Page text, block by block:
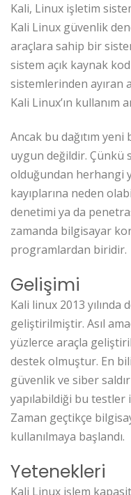
Kali, Linux işletim
Kali Linux güvenlik
araçlara sahip bir
sistem açık kaynak
sistemlerinden ayıran
Kali Linux’ın kullanım
Ancak bu dağıtım yeni
uygun değildir. Çünkü
olduğundan herhangi
kayıplarına neden
denetimi ya da
zamanda bilgisayar
programlardan biridir.
Gelişimi
Kali linux 2013 yılında
geliştirilmiştir. Asıl
yüzlerce araçla
destek olmuştur. En
güvenlik ve siber
yapılabildiği bu testler
Zaman geçtikçe
kullanılmaya başlandı.
Yetenekleri
Kali Linux işlem